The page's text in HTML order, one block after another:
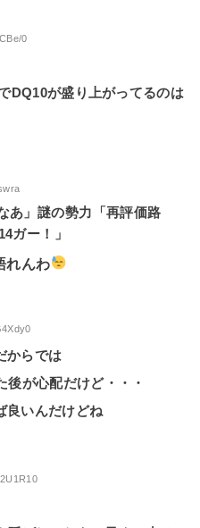
0
DQ10が盛り上がってるのは
あ」謎の勢力「再評価路
ガー！」
れんわ
からでは
後が心配だけど・・・
良いんだけどね